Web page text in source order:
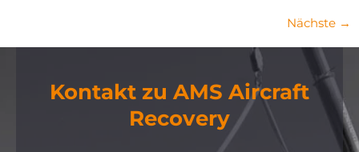
Nächste →
Kontakt zu AMS Aircraft
Recovery